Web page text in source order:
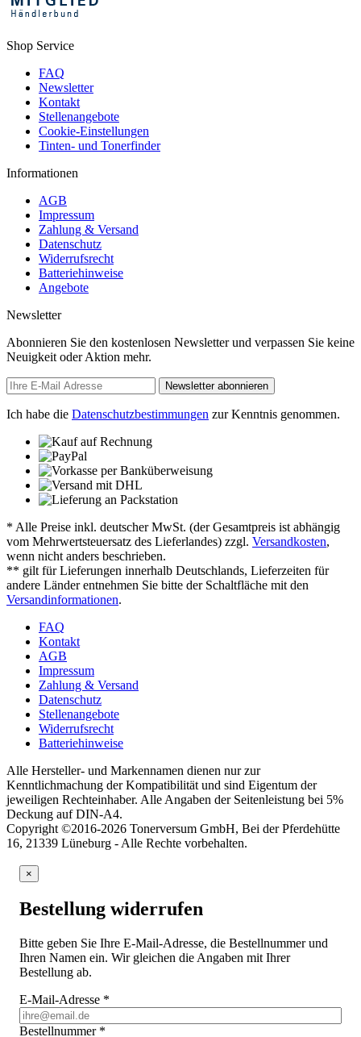
Shop Service
FAQ
Newsletter
Kontakt
Stellenangebote
Cookie-Einstellungen
Tinten- und Tonerfinder
Informationen
AGB
Impressum
Zahlung & Versand
Datenschutz
Widerrufsrecht
Batteriehinweise
Angebote
Newsletter
Abonnieren Sie den kostenlosen Newsletter und verpassen Sie keine
Neuigkeit oder Aktion mehr.
Newsletter abonnieren
Ich habe die Datenschutzbestimmungen zur Kenntnis genommen.
* Alle Preise inkl. deutscher MwSt. (der Gesamtpreis ist abhängig
vom Mehrwertsteuersatz des Lieferlandes) zzgl. Versandkosten,
wenn nicht anders beschrieben.
** gilt für Lieferungen innerhalb Deutschlands, Lieferzeiten für
andere Länder entnehmen Sie bitte der Schaltfläche mit den
Versandinformationen.
FAQ
Kontakt
AGB
Impressum
Zahlung & Versand
Datenschutz
Stellenangebote
Widerrufsrecht
Batteriehinweise
Alle Hersteller- und Markennamen dienen nur zur
Kenntlichmachung der Kompatibilität und sind Eigentum der
jeweiligen Rechteinhaber. Alle Angaben der Seitenleistung bei 5%
Deckung auf DIN-A4.
Copyright ©2016-2026 Tonerversum GmbH, Bei der Pferdehütte
16, 21339 Lüneburg - Alle Rechte vorbehalten.
×
Bestellung widerrufen
Bitte geben Sie Ihre E-Mail-Adresse, die Bestellnummer und
Ihren Namen ein. Wir gleichen die Angaben mit Ihrer
Bestellung ab.
E-Mail-Adresse *
Bestellnummer *